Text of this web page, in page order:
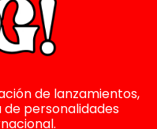
de lanzamientos,
personalidades